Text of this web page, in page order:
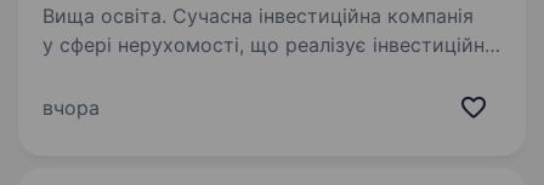
Вища освіта. Сучасна інвестиційна компанія
у сфері нерухомості, що реалізує інвестиційні
Фінансового менеджера, який допоможе
вчора